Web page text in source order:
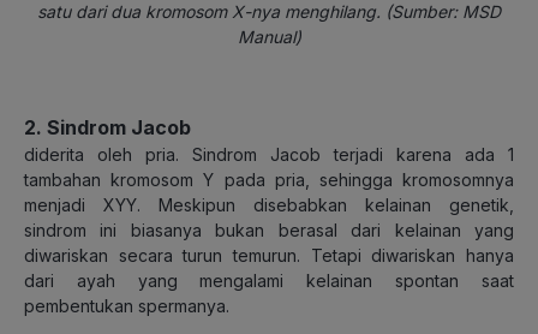
satu dari dua kromosom X-nya menghilang. (Sumber: MSD
Manual)
2. Sindrom Jacob
diderita oleh pria. Sindrom Jacob terjadi karena ada 1
tambahan kromosom Y pada pria, sehingga kromosomnya
menjadi XYY. Meskipun disebabkan kelainan genetik,
sindrom ini biasanya bukan berasal dari kelainan yang
diwariskan secara turun temurun. Tetapi diwariskan hanya
dari ayah yang mengalami kelainan spontan saat
pembentukan spermanya.